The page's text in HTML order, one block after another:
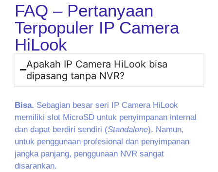
FAQ – Pertanyaan
Terpopuler IP Camera
HiLook
Apakah IP Camera HiLook bisa
dipasang tanpa NVR?
Bisa. Sebagian besar seri IP Camera HiLook
memiliki slot MicroSD untuk penyimpanan internal
dan dapat berdiri sendiri (Standalone). Namun,
untuk penggunaan profesional dan penyimpanan
jangka panjang, penggunaan NVR sangat
disarankan.